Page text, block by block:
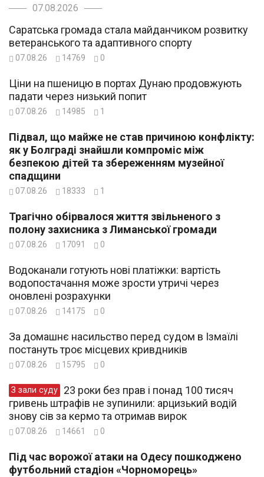
07.08.2026
Саратська громада стала майданчиком розвитку
ветеранського та адаптивного спорту
07.08.26 14769 0
Ціни на пшеницю в портах Дунаю продовжують
падати через низький попит
07.08.26 14985 1
Підвал, що майже не став причиною конфлікту:
як у Болграді знайшли компроміс між
безпекою дітей та збереженням музейної
спадщини
07.08.26 18333 1
Трагічно обірвалося життя звільненого з
полону захисника з Лиманської громади
07.08.26 17091 0
Водоканали готують нові платіжки: вартість
водопостачання може зрости утричі через
оновлені розрахунки
07.08.26 14175 0
За домашнє насильство перед судом в Ізмаїлі
постануть троє місцевих кривдників
07.08.26 15795 0
З зали суду
гривень штрафів не зупинили: арцизький водій
знову сів за кермо та отримав вирок
07.08.26 14661 0
Під час ворожої атаки на Одесу пошкоджено
футбольний стадіон «Чорноморець»